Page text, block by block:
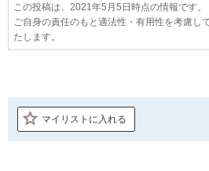
この投稿は、2021年5月5日時点の情報です。
ご自身の責任のもと適法性・有用性を考慮し
たします。
マイリストに入れる